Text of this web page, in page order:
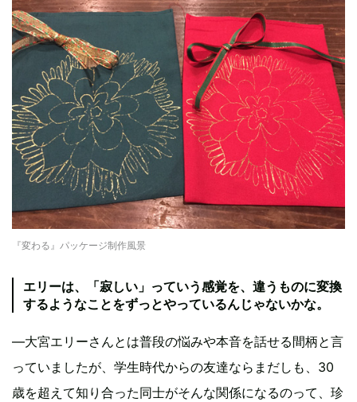
『変わる』パッケージ制作風景
エリーは、「寂しい」っていう感覚を、違うものに変換
するようなことをずっとやっているんじゃないかな。
―大宮エリーさんとは普段の悩みや本音を話せる間柄と言
っていましたが、学生時代からの友達ならまだしも、30
歳を超えて知り合った同士がそんな関係になるのって、珍